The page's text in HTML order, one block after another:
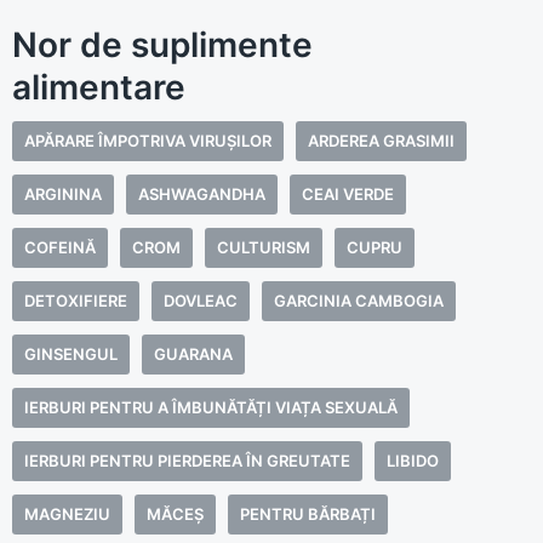
Nor de suplimente
alimentare
APĂRARE ÎMPOTRIVA VIRUȘILOR ARDEREA GRASIMII
ARGININA ASHWAGANDHA CEAI VERDE
COFEINĂ CROM CULTURISM CUPRU
DETOXIFIERE DOVLEAC GARCINIA CAMBOGIA
GINSENGUL GUARANA
IERBURI PENTRU A ÎMBUNĂTĂȚI VIAȚA SEXUALĂ
IERBURI PENTRU PIERDEREA ÎN GREUTATE LIBIDO
MAGNEZIU MĂCEȘ PENTRU BĂRBAȚI